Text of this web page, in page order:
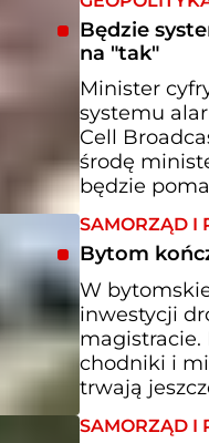
Będzie
na "tak"
Minister
systemu
Cell
środę
będzie
SAMORZĄD I
Bytom
W
inwestycji
magistracie.
chodniki i
trwają
SAMORZĄD I